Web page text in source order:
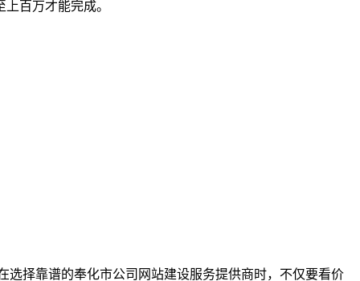
百万才能完成。
择靠谱的奉化市公司网站建设服务提供商时，不仅要看价